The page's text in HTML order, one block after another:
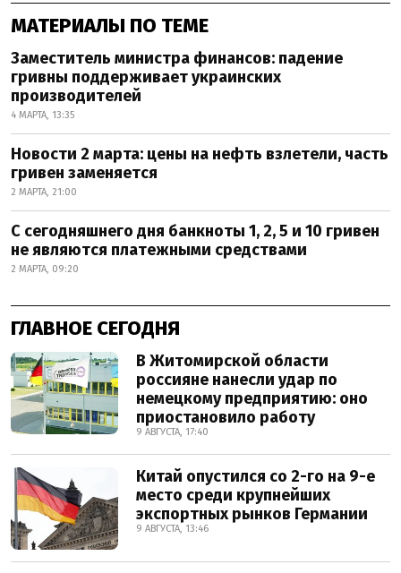
МАТЕРИАЛЫ ПО ТЕМЕ
Заместитель министра финансов: падение
гривны поддерживает украинских
производителей
4 МАРТА, 13:35
Новости 2 марта: цены на нефть взлетели, часть
гривен заменяется
2 МАРТА, 21:00
С сегодняшнего дня банкноты 1, 2, 5 и 10 гривен
не являются платежными средствами
2 МАРТА, 09:20
ГЛАВНОЕ СЕГОДНЯ
В Житомирской области
россияне нанесли удар по
немецкому предприятию: оно
приостановило работу
9 АВГУСТА, 17:40
Китай опустился со 2-го на 9-е
место среди крупнейших
экспортных рынков Германии
9 АВГУСТА, 13:46